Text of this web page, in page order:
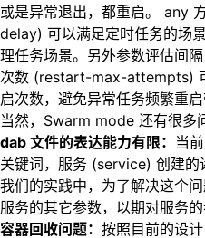
或是异常退出，都重启。 any
delay) 可以满足定时任务的场
理任务场景。另外参数评估间
次数 (restart-max-attempts)
启次数，避免异常任务频繁重启
当然，Swarm mode 还有很多
dab 文件的表达能力有限： 当
关键词，服务 (service) 创建
我们的实践中，为了解决这个
服务的其它参数，以期对服务的
容器回收问题： 按照目前的设